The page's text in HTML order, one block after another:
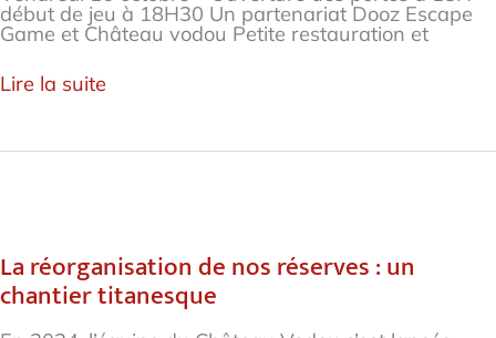
début de jeu à 18H30 Un partenariat Dooz Escape
Game et Château vodou Petite restauration et
MUSÉE
Lire la suite
La réorganisation de nos réserves : un
chantier titanesque
nos
réserves
:
un